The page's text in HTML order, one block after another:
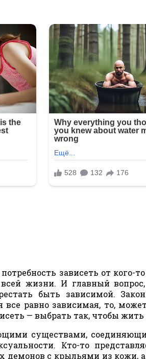
зависеть от кого-
жизни. И главный
быть зависимой.
равно зависимая, то,
— выбрать так, чтобы жить
существами,
Кто-то
демонов с крыльями из кожи,